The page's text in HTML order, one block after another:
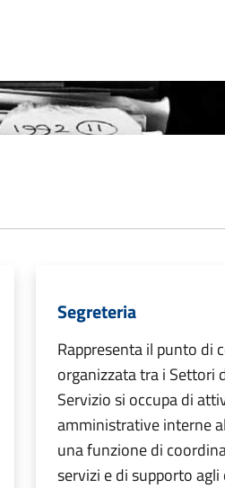
Segreteria
Rappresenta il punto di
organizzata tra i Settori
Servizio si occupa di
amministrative interne
una funzione di
servizi e di supporto